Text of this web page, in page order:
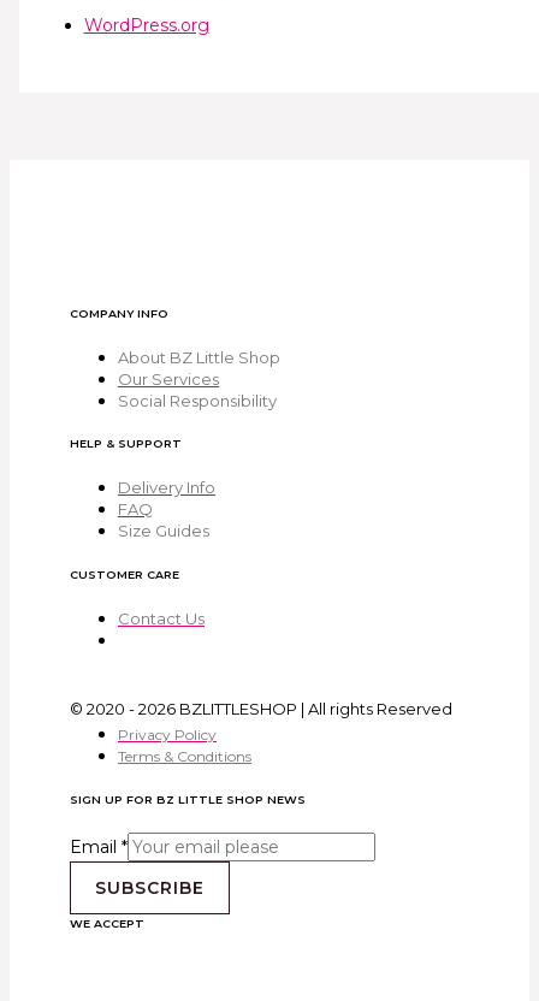
WordPress.org
COMPANY INFO
About BZ Little Shop
Our Services
Social Responsibility
HELP & SUPPORT
Delivery Info
FAQ
Size Guides
CUSTOMER CARE
Contact Us
© 2020 - 2026 BZLITTLESHOP | All rights Reserved
Privacy Policy
Terms & Conditions
SIGN UP FOR BZ LITTLE SHOP NEWS
Email *
SUBSCRIBE
WE ACCEPT